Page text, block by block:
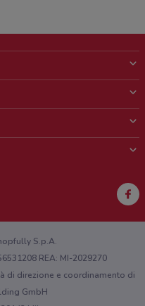
S.p.A.
REA: MI-2029270
di direzione e coordinamento di
GmbH